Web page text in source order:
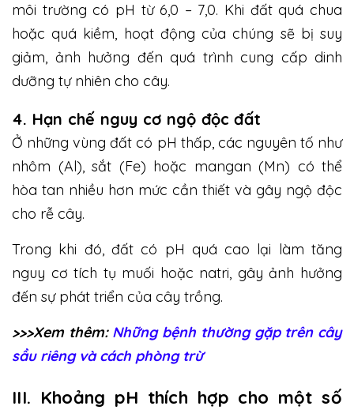
môi trường có pH từ 6,0 – 7,0. Khi đất quá chua
hoặc quá kiềm, hoạt động của chúng sẽ bị suy
giảm, ảnh hưởng đến quá trình cung cấp dinh
dưỡng tự nhiên cho cây.
4. Hạn chế nguy cơ ngộ độc đất
Ở những vùng đất có pH thấp, các nguyên tố như
nhôm (Al), sắt (Fe) hoặc mangan (Mn) có thể
hòa tan nhiều hơn mức cần thiết và gây ngộ độc
cho rễ cây.
Trong khi đó, đất có pH quá cao lại làm tăng
nguy cơ tích tụ muối hoặc natri, gây ảnh hưởng
đến sự phát triển của cây trồng.
>>>Xem thêm: Những bệnh thường gặp trên cây
sầu riêng và cách phòng trừ
III. Khoảng pH thích hợp cho một số